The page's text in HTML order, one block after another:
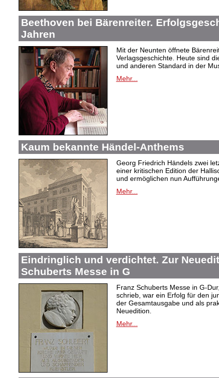
Beethoven bei Bärenreiter.
Jahren
Mit der Neunten öffnete
Verlagsgeschichte. Heute sind
und anderen Standard in der
Mehr...
Kaum bekannte Händel-Anthems
Georg Friedrich Händels zwei
einer kritischen Edition der
und ermöglichen nun
Mehr...
Eindringlich und verdichtet. Zur
Schuberts Messe in G
Franz Schuberts Messe in G-
schrieb, war ein Erfolg für den
der Gesamtausgabe und als
Neuedition.
Mehr...